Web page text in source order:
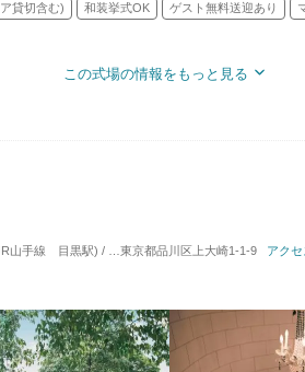
貸切含む) 和装挙式OK ゲスト無料送迎あり
この式場の情報をもっと見る
駅) / 式場・ゲストハウス 対応人数: 着席
東京都品川区上大崎1-1-9 アク